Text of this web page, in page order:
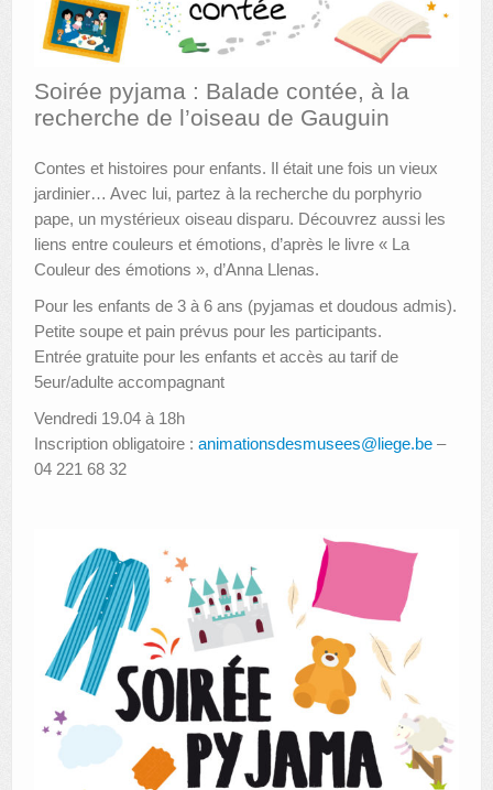
ANIMATIONS DES MUSÉES
LES APPELS À PROJETS
LE PORTAIL DES COLLECTIONS
Soirée pyjama : Balade contée, à la
recherche de l’oiseau de Gauguin
Contes et histoires pour enfants. Il était une fois un vieux
jardinier… Avec lui, partez à la recherche du porphyrio
pape, un mystérieux oiseau disparu. Découvrez aussi les
liens entre couleurs et émotions, d’après le livre « La
Couleur des émotions », d’Anna Llenas.
Pour les enfants de 3 à 6 ans (pyjamas et doudous admis).
Petite soupe et pain prévus pour les participants.
Entrée gratuite pour les enfants et accès au tarif de
5eur/adulte accompagnant
Vendredi 19.04 à 18h
Inscription obligatoire : animationsdesmusees@liege.be –
04 221 68 32